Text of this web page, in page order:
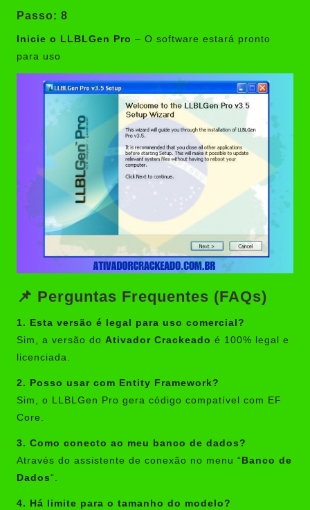
Passo: 8
Inicie o LLBLGen Pro – O software estará pronto
para uso
📌 Perguntas Frequentes (FAQs)
1. Esta versão é legal para uso comercial?
Sim, a versão do Ativador Crackeado é 100% legal e
licenciada.
2. Posso usar com Entity Framework?
Sim, o LLBLGen Pro gera código compatível com EF
Core.
3. Como conecto ao meu banco de dados?
Através do assistente de conexão no menu “ Banco de
Dados“.
4. Há limite para o tamanho do modelo?